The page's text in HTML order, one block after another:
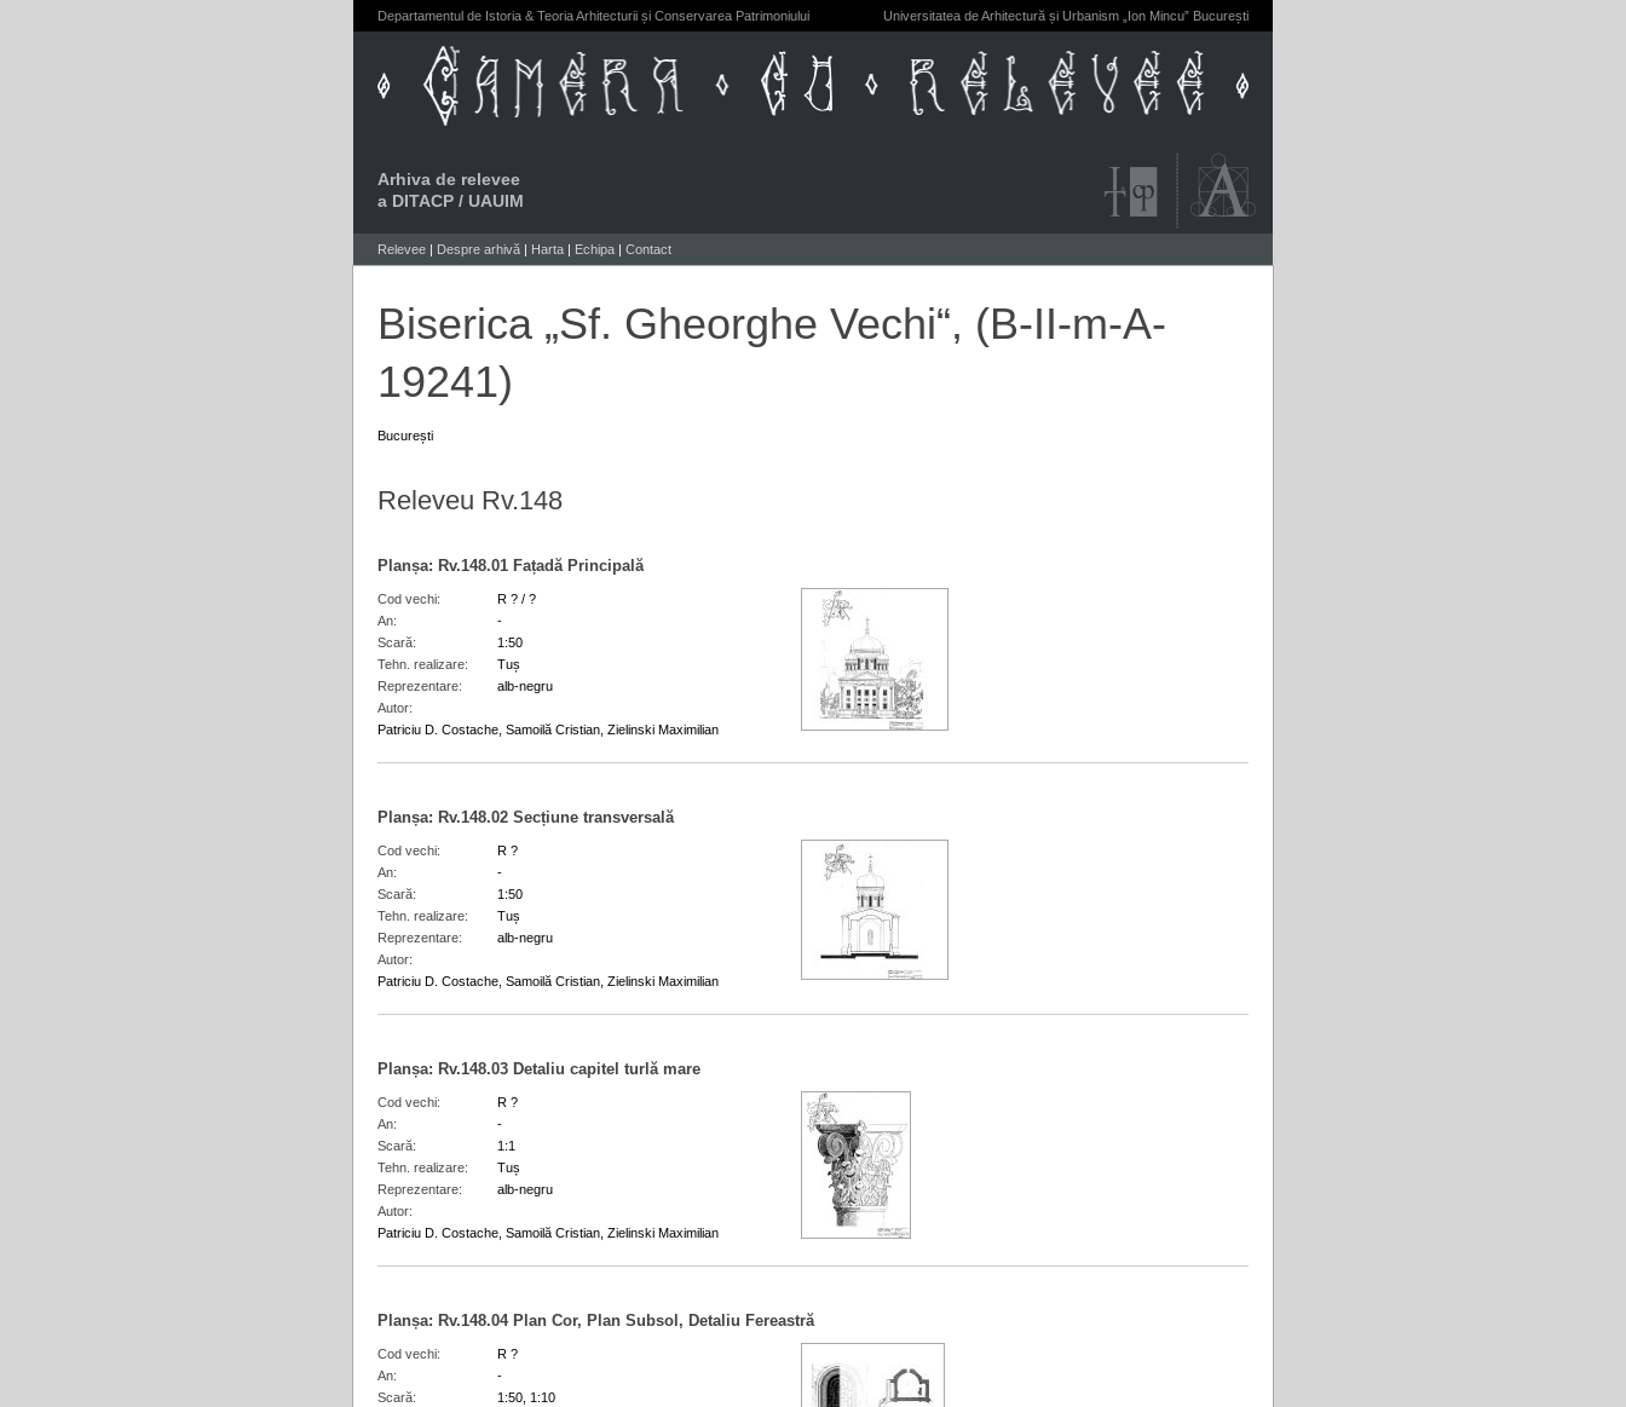
Departamentul de Istoria & Teoria Arhitecturii și Conservarea Patrimoniului Universitatea de Arhitectură și Urbanism „Ion Mincu” București
Arhiva de relevee
a DITACP / UAUIM
Relevee | Despre arhivă | Harta | Echipa | Contact
Biserica „Sf. Gheorghe Vechi“, (B-II-m-A-
19241)
București
Releveu Rv.148
Planșa: Rv.148.01 Fațadă Principală
Cod vechi
R ? / ?
An
-
Scară
1:50
Tehn. realizare
Tuș
Reprezentare
alb-negru
Autor
Patriciu D. Costache, Samoilă Cristian, Zielinski Maximilian
Planșa: Rv.148.02 Secțiune transversală
Cod vechi
R ?
An
-
Scară
1:50
Tehn. realizare
Tuș
Reprezentare
alb-negru
Autor
Patriciu D. Costache, Samoilă Cristian, Zielinski Maximilian
Planșa: Rv.148.03 Detaliu capitel turlă mare
Cod vechi
R ?
An
-
Scară
1:1
Tehn. realizare
Tuș
Reprezentare
alb-negru
Autor
Patriciu D. Costache, Samoilă Cristian, Zielinski Maximilian
Planșa: Rv.148.04 Plan Cor, Plan Subsol, Detaliu Fereastră
Cod vechi
R ?
An
-
Scară
1:50, 1:10